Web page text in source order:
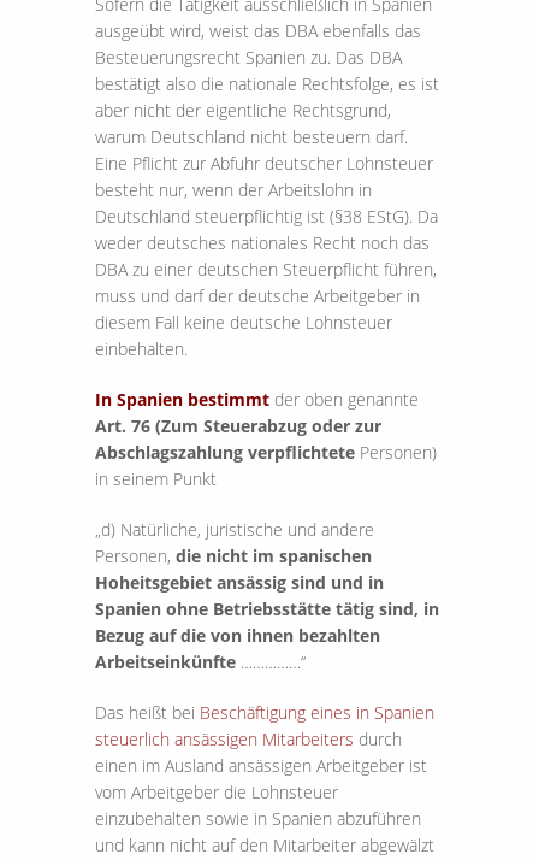
ausgeübt wird, weist das DBA ebenfalls das
Besteuerungsrecht Spanien zu. Das DBA
bestätigt also die nationale Rechtsfolge, es ist
aber nicht der eigentliche Rechtsgrund,
warum Deutschland nicht besteuern darf.
Eine Pflicht zur Abfuhr deutscher Lohnsteuer
besteht nur, wenn der Arbeitslohn in
Deutschland steuerpflichtig ist (§38 EStG). Da
weder deutsches nationales Recht noch das
DBA zu einer deutschen Steuerpflicht führen,
muss und darf der deutsche Arbeitgeber in
diesem Fall keine deutsche Lohnsteuer
einbehalten.
In Spanien bestimmt der oben genannte
Art. 76 (Zum Steuerabzug oder zur
Abschlagszahlung verpflichtete Personen)
in seinem Punkt
„d) Natürliche, juristische und andere
Personen, die nicht im spanischen
Hoheitsgebiet ansässig sind und in
Spanien ohne Betriebsstätte tätig sind, in
Bezug auf die von ihnen bezahlten
Arbeitseinkünfte ……………“
Das heißt bei Beschäftigung eines in Spanien
steuerlich ansässigen Mitarbeiters durch
einen im Ausland ansässigen Arbeitgeber ist
vom Arbeitgeber die Lohnsteuer
einzubehalten sowie in Spanien abzuführen
und kann nicht auf den Mitarbeiter abgewälzt